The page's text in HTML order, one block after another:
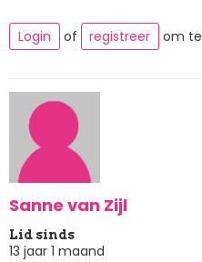
Login of registreer om
Sanne van Zijl
Lid sinds
13 jaar 1 maand